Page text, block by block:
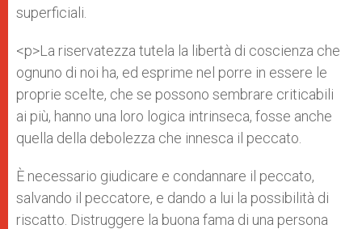
superficiali.
<p>La riservatezza tutela la libertà di coscienza che
ognuno di noi ha, ed esprime nel porre in essere le
proprie scelte, che se possono sembrare criticabili
ai più, hanno una loro logica intrinseca, fosse anche
quella della debolezza che innesca il peccato.
È necessario giudicare e condannare il peccato,
salvando il peccatore, e dando a lui la possibilità di
riscatto. Distruggere la buona fama di una persona